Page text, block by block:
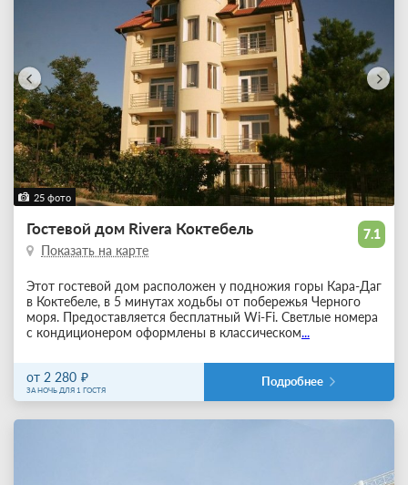
25 фото
7.1
Гостевой дом Rivera Коктебель
Показать на карте
Этот гостевой дом расположен у подножия горы Кара-Даг
в Коктебеле, в 5 минутах ходьбы от побережья Черного
моря. Предоставляется бесплатный Wi-Fi. Светлые номера
с кондиционером оформлены в классическом...
от 2 280
ЗА НОЧЬ ДЛЯ 1 ГОСТЯ
Подробнее